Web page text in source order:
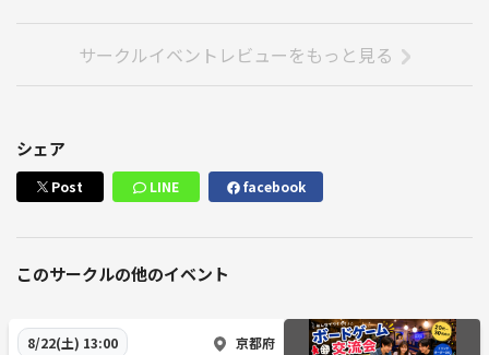
サークルイベントレビューをもっと見る
シェア
Post LINE facebook
このサークルの他のイベント
8/22(土) 13:00 京都府